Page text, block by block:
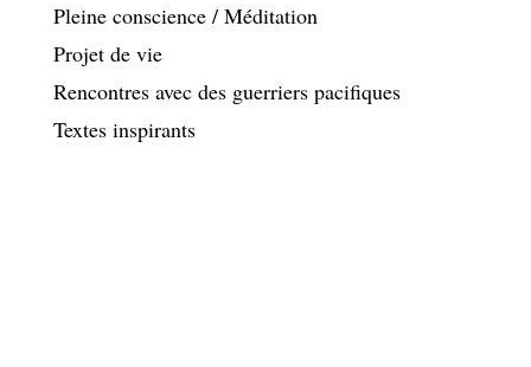
Pleine conscience / Méditation
Projet de vie
Rencontres avec des guerriers pacifiques
Textes inspirants